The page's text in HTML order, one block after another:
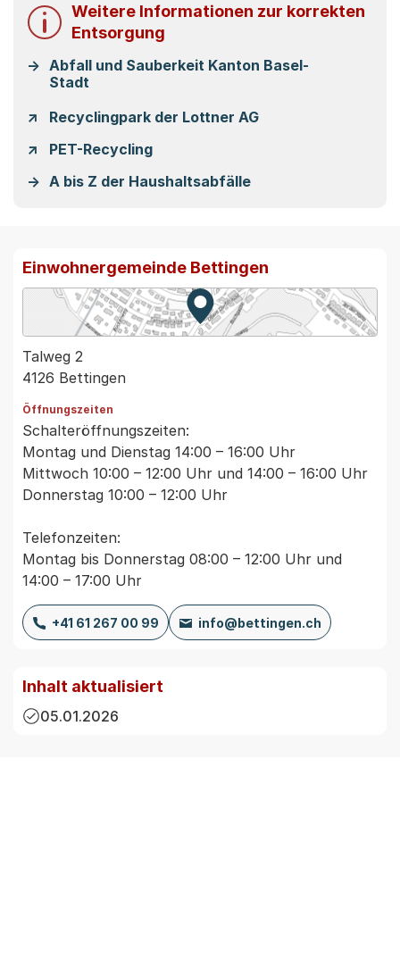
Weitere Informationen zur korrekten
Entsorgung
Abfall und Sauberkeit Kanton Basel-
Stadt
Recyclingpark der Lottner AG
PET-Recycling
A bis Z der Haushaltsabfälle
Einwohnergemeinde Bettingen
Zur Karte von MapBS.
Externer Link, wird in einem
Talweg 2
4126 Bettingen
Öffnungszeiten
Schalteröffnungszeiten:
Montag und Dienstag 14:00 – 16:00 Uhr
Mittwoch 10:00 – 12:00 Uhr und 14:00 – 16:00 Uhr
Donnerstag 10:00 – 12:00 Uhr
Telefonzeiten:
Montag bis Donnerstag 08:00 – 12:00 Uhr und
14:00 – 17:00 Uhr
+41 61 267 00 99 info@bettingen.ch
Inhalt aktualisiert
05.01.2026